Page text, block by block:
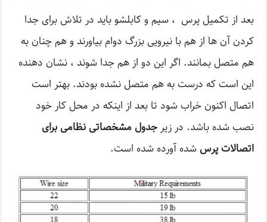
بعد از تکمیل پرس ، سیم و کابلشو باید در تلاش برای جدا
کردن آن ها از هم با نیرویی بزرگ دوام بیاورند و هم چنان به
هم متصل بمانند. اگر این دو از هم جدا شوند ، نشان دهنده
این است که درست به هم متصل نشده بودند. بهتر است
اتصال اکنون خراب شود تا بعد از اینکه در محل کار خود
نصب شده باشد. در زیرجدول مشخصاتی نظامی برای
اتصالات پرس شده آورده شده است.